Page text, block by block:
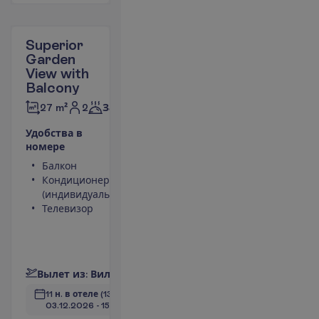
Superior
Garden
View with
Balcony
27 m² 2 Завтраки
Удобства в
номере
Балкон
Кондиционер
(индивидуальный)
Телевизор
Вылет из: Вил
11 н. в отеле (13 н. всего)
03.12.2026 - 15.12.2026